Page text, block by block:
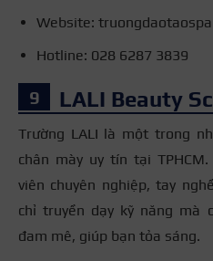
Website:
Hotline: 028 6287 3839
LALI Beauty
Trường LALI là một trong
chân mày uy tín tại
viên chuyên nghiệp, tay
chỉ truyền dạy kỹ năng mà
đam mê, giúp bạn tỏa sáng.